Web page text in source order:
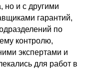
но и с другими
гарантий,
по
контролю,
экспертами и
для работ в